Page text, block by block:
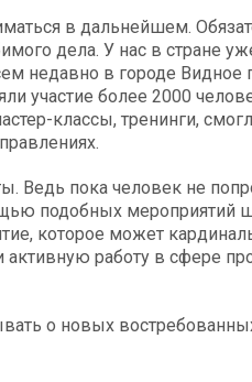
в дальнейшем.
дела. У нас в стране
недавно в городе
участие более 2000
классы, тренинги,
Ведь пока человек не
подобных мероприятий
которое может
работу в сфере
о новых